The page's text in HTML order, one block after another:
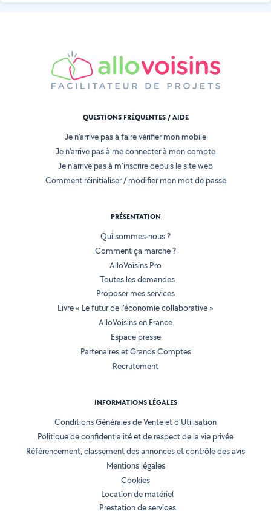
QUESTIONS FRÉQUENTES / AIDE
Je n'arrive pas à faire vérifier mon mobile
Je n'arrive pas à me connecter à mon compte
Je n'arrive pas à m'inscrire depuis le site web
Comment réinitialiser / modifier mon mot de passe
PRÉSENTATION
Qui sommes-nous ?
Comment ça marche ?
AlloVoisins Pro
Toutes les demandes
Proposer mes services
Livre « Le futur de l'économie collaborative »
AlloVoisins en France
Espace presse
Partenaires et Grands Comptes
Recrutement
INFORMATIONS LÉGALES
Conditions Générales de Vente et d'Utilisation
Politique de confidentialité et de respect de la vie privée
Référencement, classement des annonces et contrôle des avis
Mentions légales
Cookies
Location de matériel
Prestation de services